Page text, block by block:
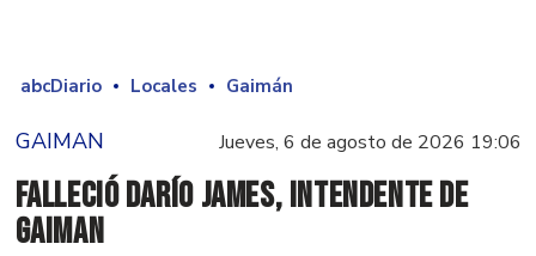
abcDiario Locales Gaimán
GAIMAN Jueves, 6 de agosto de 2026 19:06
Falleció Darío James, intendente de
Gaiman